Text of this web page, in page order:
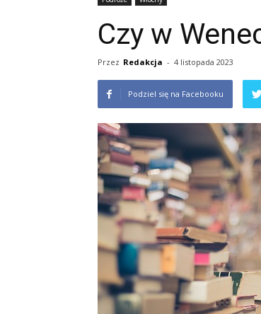
Czy w
Przez Redakcja - 4 listopada 2023
Podziel się na Facebooku